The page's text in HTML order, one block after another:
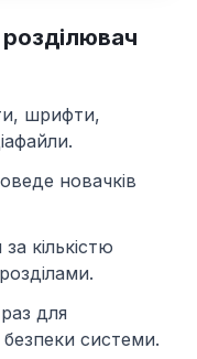
шрифти,
новачків
кількістю
для
безпеки системи.